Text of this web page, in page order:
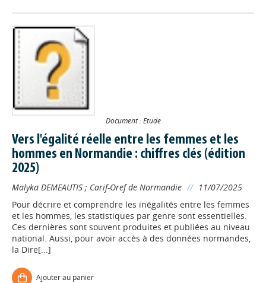
Document : Etude
Vers l'égalité réelle entre les femmes et les
hommes en Normandie : chiffres clés (édition
2025)
Malyka DEMEAUTIS ; Carif-Oref de Normandie // 11/07/2025
Pour décrire et comprendre les inégalités entre les femmes
et les hommes, les statistiques par genre sont essentielles.
Ces dernières sont souvent produites et publiées au niveau
national. Aussi, pour avoir accès à des données normandes,
la Dire[...]
Ajouter au panier